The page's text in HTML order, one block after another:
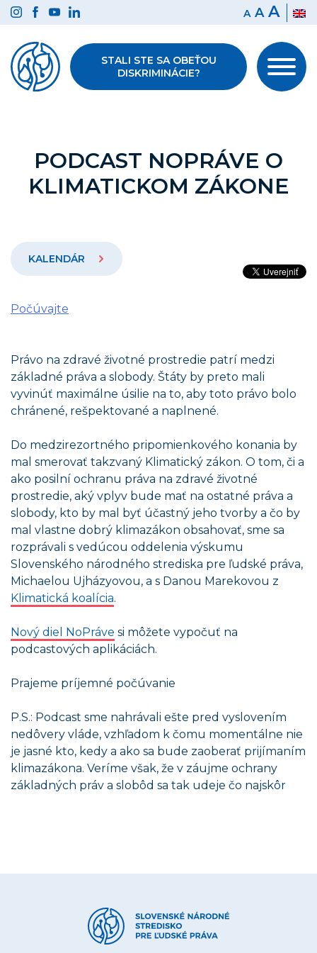
Preskočiť
na
obsah
A A A
STALI STE SA OBEŤOU
DISKRIMINÁCIE?
PODCAST NOPRÁVE O
KLIMATICKOM ZÁKONE
KALENDÁR
Počúvajte
Právo na zdravé životné prostredie patrí medzi
základné práva a slobody. Štáty by preto mali
vyvinúť maximálne úsilie na to, aby toto právo bolo
chránené, rešpektované a naplnené.
Do medzirezortného pripomienkového konania by
mal smerovať takzvaný Klimatický zákon. O tom, či a
ako posilní ochranu práva na zdravé životné
prostredie, aký vplyv bude mať na ostatné práva a
slobody, kto by mal byť účastný jeho tvorby a čo by
mal vlastne dobrý klimazákon obsahovať, sme sa
rozprávali s vedúcou oddelenia výskumu
Slovenského národného strediska pre ľudské práva,
Michaelou Ujházyovou, a s Danou Marekovou z
Klimatická koalícia.
Nový diel NoPráve si môžete vypočuť na
podcastových aplikáciách.
Prajeme príjemné počúvanie
P.S.: Podcast sme nahrávali ešte pred vyslovením
nedôvery vláde, vzhľadom k čomu momentálne nie
je jasné kto, kedy a ako sa bude zaoberať prijímaním
klimazákona. Veríme však, že v záujme ochrany
základných práv a slobôd sa tak udeje čo najskôr